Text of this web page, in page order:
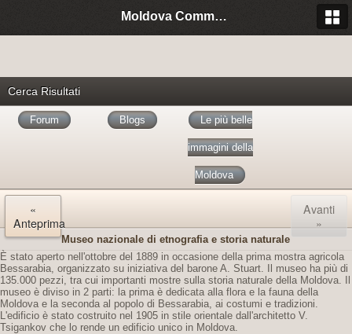
Moldova Community Italia
Cerca Risultati
Forum Blogs Le più belle
immagini della
Moldova
«
Anteprima
Avanti
»
Museo nazionale di etnografia e storia naturale
È stato aperto nell'ottobre del 1889 in occasione della prima mostra agricola
Bessarabia, organizzato su iniziativa del barone A. Stuart. Il museo ha più di
135.000 pezzi, tra cui importanti mostre sulla storia naturale della Moldova. Il
museo è diviso in 2 parti: la prima è dedicata alla flora e la fauna della
Moldova e la seconda al popolo di Bessarabia, ai costumi e tradizioni.
L'edificio è stato costruito nel 1905 in stile orientale dall'architetto V.
Tsigankov che lo rende un edificio unico in Moldova.